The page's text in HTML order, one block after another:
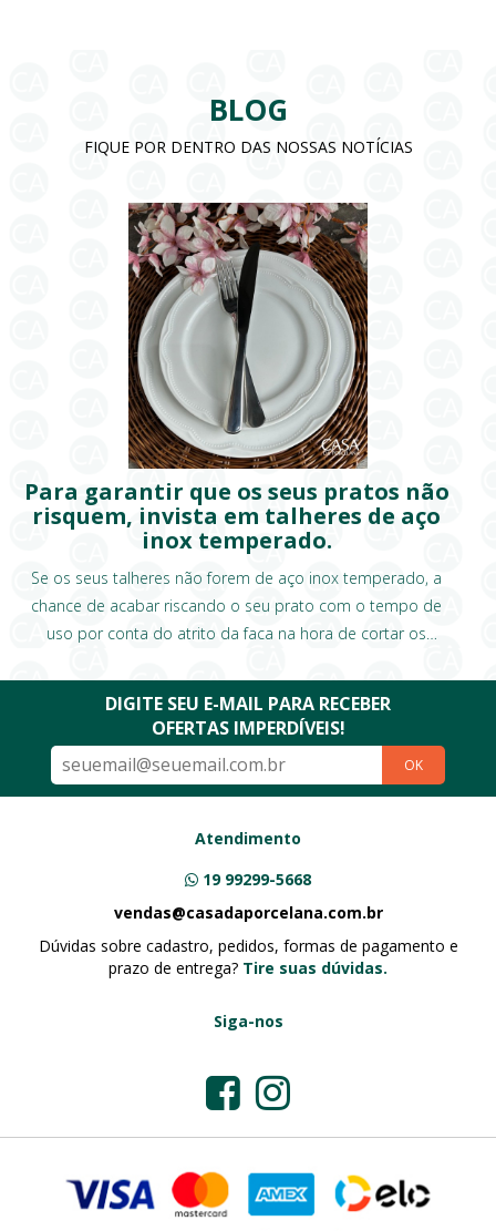
BLOG
FIQUE POR DENTRO DAS NOSSAS NOTÍCIAS
Para garantir que os seus pratos não
risquem, invista em talheres de aço
inox temperado.
Se os seus talheres não forem de aço inox temperado, a
chance de acabar riscando o seu prato com o tempo de
uso por conta do atrito da faca na hora de cortar os
DIGITE SEU E-MAIL PARA RECEBER
OFERTAS IMPERDÍVEIS!
OK
Atendimento
19 99299-5668
vendas@casadaporcelana.com.br
Dúvidas sobre cadastro, pedidos, formas de pagamento e
prazo de entrega? Tire suas dúvidas.
Siga-nos